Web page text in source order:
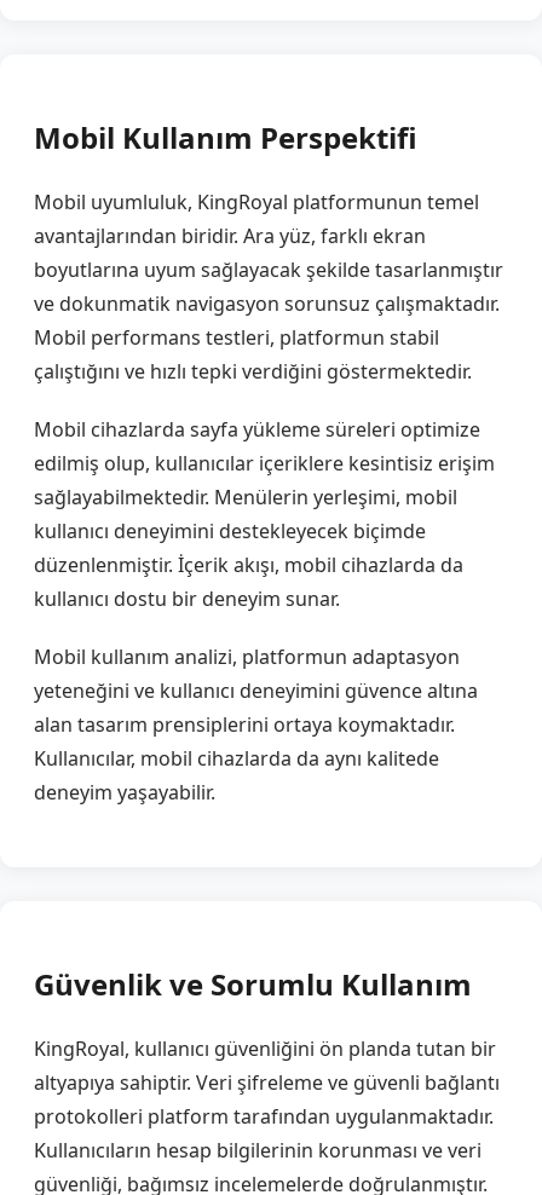
Mobil Kullanım Perspektifi
Mobil uyumluluk, KingRoyal platformunun temel
avantajlarından biridir. Ara yüz, farklı ekran
boyutlarına uyum sağlayacak şekilde tasarlanmıştır
ve dokunmatik navigasyon sorunsuz çalışmaktadır.
Mobil performans testleri, platformun stabil
çalıştığını ve hızlı tepki verdiğini göstermektedir.
Mobil cihazlarda sayfa yükleme süreleri optimize
edilmiş olup, kullanıcılar içeriklere kesintisiz erişim
sağlayabilmektedir. Menülerin yerleşimi, mobil
kullanıcı deneyimini destekleyecek biçimde
düzenlenmiştir. İçerik akışı, mobil cihazlarda da
kullanıcı dostu bir deneyim sunar.
Mobil kullanım analizi, platformun adaptasyon
yeteneğini ve kullanıcı deneyimini güvence altına
alan tasarım prensiplerini ortaya koymaktadır.
Kullanıcılar, mobil cihazlarda da aynı kalitede
deneyim yaşayabilir.
Güvenlik ve Sorumlu Kullanım
KingRoyal, kullanıcı güvenliğini ön planda tutan bir
altyapıya sahiptir. Veri şifreleme ve güvenli bağlantı
protokolleri platform tarafından uygulanmaktadır.
Kullanıcıların hesap bilgilerinin korunması ve veri
güvenliği, bağımsız incelemelerde doğrulanmıştır.